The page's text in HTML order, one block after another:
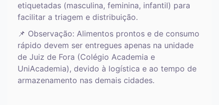
etiquetadas (masculina, feminina, infantil) para
facilitar a triagem e distribuição.
📌 Observação: Alimentos prontos e de consumo
rápido devem ser entregues apenas na unidade
de Juiz de Fora (Colégio Academia e
UniAcademia), devido à logística e ao tempo de
armazenamento nas demais cidades.